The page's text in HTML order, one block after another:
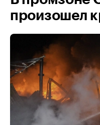
произошел